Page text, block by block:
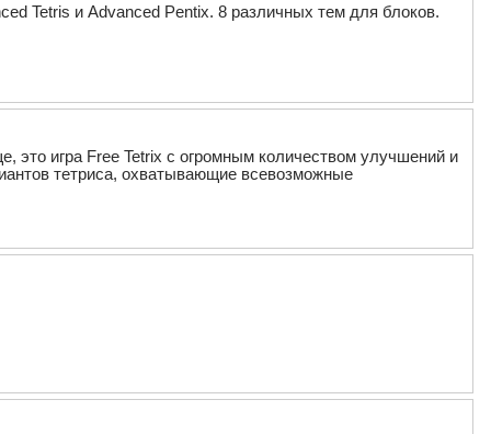
Tetris и Advanced Pentix. 8 различных тем для блоков.
это игра Free Tetrix c огромным количеством улучшений и
тетриса, охватывающие всевозможные